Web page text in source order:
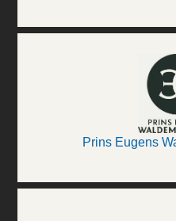
Prins Eugens